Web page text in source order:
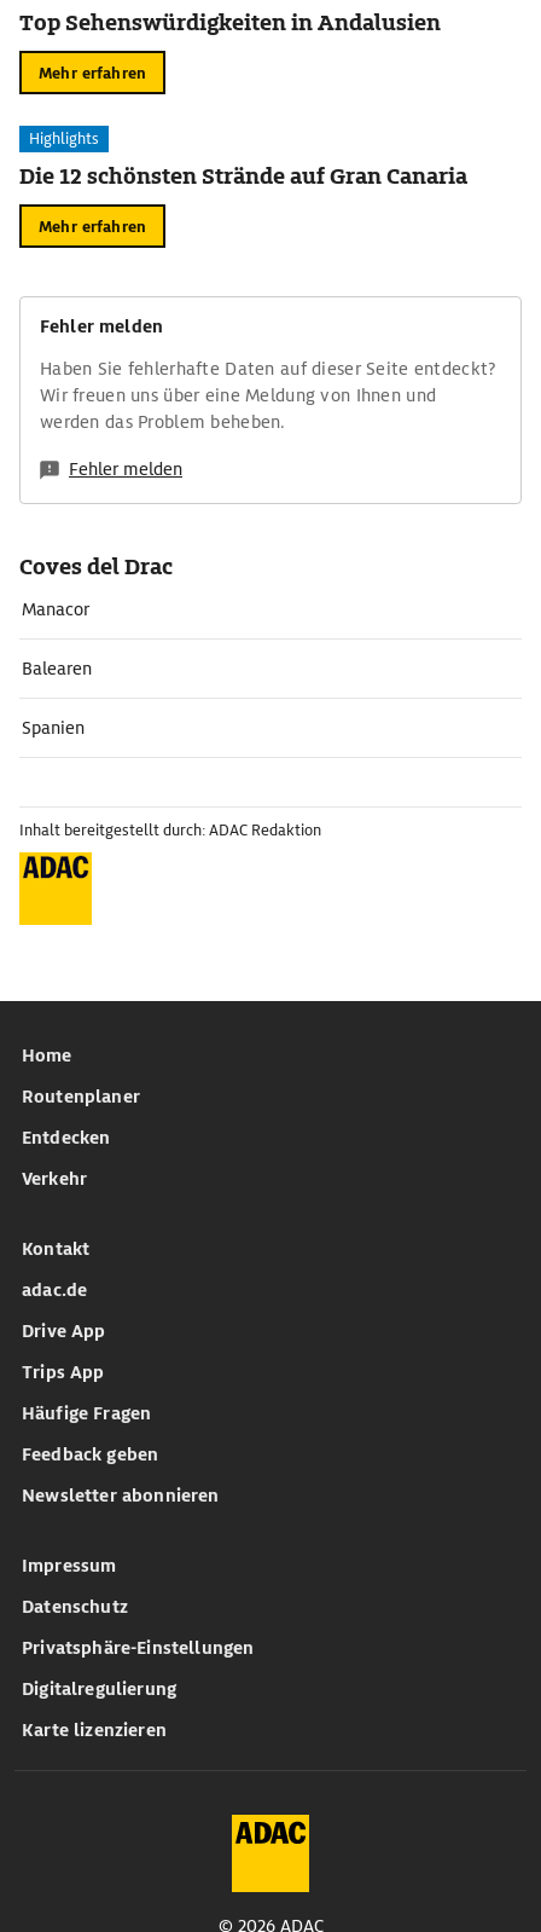
Top Sehenswürdigkeiten in Andalusien
Mehr erfahren
Highlights
Die 12 schönsten Strände auf Gran Canaria
Mehr erfahren
Fehler melden
Haben Sie fehlerhafte Daten auf dieser Seite entdeckt?
Wir freuen uns über eine Meldung von Ihnen und
werden das Problem beheben.
Fehler melden
Coves del Drac
Manacor
Balearen
Spanien
Inhalt bereitgestellt durch: ADAC Redaktion
Home
Routenplaner
Entdecken
Verkehr
Kontakt
adac.de
Drive App
Trips App
Häufige Fragen
Feedback geben
Newsletter abonnieren
Impressum
Datenschutz
Privatsphäre-Einstellungen
Digitalregulierung
Karte lizenzieren
© 2026 ADAC